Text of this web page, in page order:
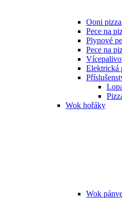
Ooni
Pece na
Plynové
Pece na
Elektrická
Wok hořáky
Wok